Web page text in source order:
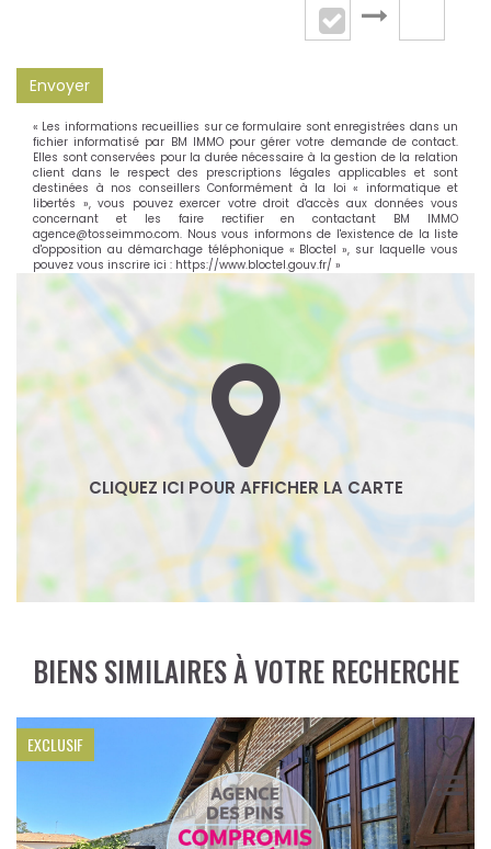
Envoyer
« Les informations recueillies sur ce formulaire sont enregistrées dans un
fichier informatisé par BM IMMO pour gérer votre demande de contact.
Elles sont conservées pour la durée nécessaire à la gestion de la relation
client dans le respect des prescriptions légales applicables et sont
destinées à nos conseillers Conformément à la loi « informatique et
libertés », vous pouvez exercer votre droit d'accès aux données vous
concernant et les faire rectifier en contactant BM IMMO
agence@tosseimmo.com. Nous vous informons de l'existence de la liste
d'opposition au démarchage téléphonique « Bloctel », sur laquelle vous
pouvez vous inscrire ici : https://www.bloctel.gouv.fr/ »
BIENS SIMILAIRES À VOTRE RECHERCHE